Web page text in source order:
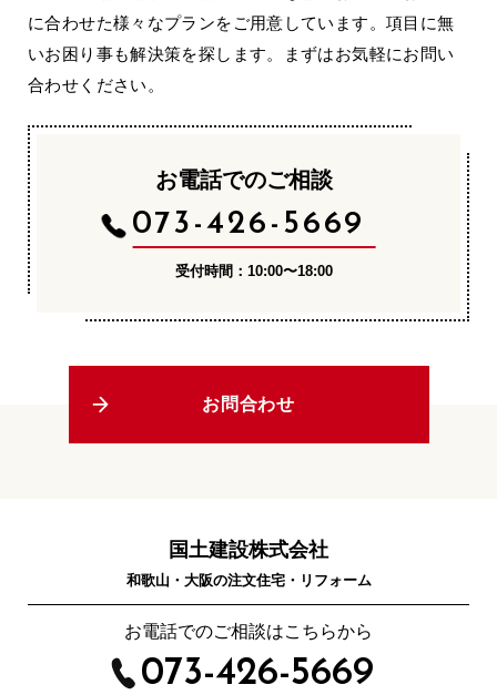
に合わせた様々なプランをご用意しています。項目に無
いお困り事も解決策を探します。まずはお気軽にお問い
合わせください。
お電話でのご相談
073-426-5669
受付時間：10:00〜18:00
お問合わせ
国土建設株式会社
和歌山・大阪の注文住宅・リフォーム
お電話でのご相談はこちらから
073-426-5669